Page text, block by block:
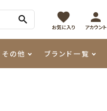
search favorite
お気に入り
person
アカウント
その他 ブランド一覧